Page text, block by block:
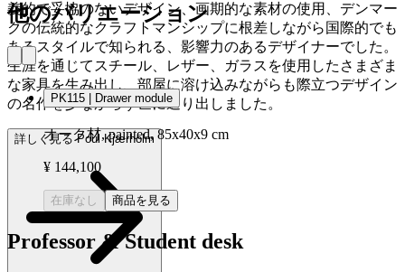
義的で妥協のないデザイン、画期的な素材の使用、デンマー
クの伝統的なクラフトマンシップに根差しながら国際的でも
あるスタイルで知られる、影響力のあるデザイナーでした。
生涯を通じてスチール、レザー、ガラスを使用したさまざま
な家具を生み出し、部屋に溶け込みながらも際立つデザイン
の名作を少なからず世に送り出しました。
詳しく見る Poul Kjærholm
他のバリエーション
PK115 | Drawer module
オーク材, painted, 85x40x9 cm
¥ 144,100
在庫なし 商品を見る
Professor & Student desk